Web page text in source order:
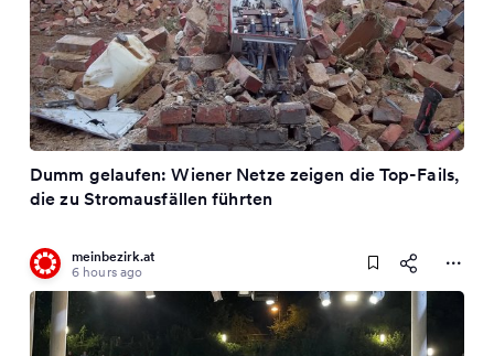
Dumm gelaufen: Wiener Netze zeigen die Top-Fails,
die zu Stromausfällen führten
meinbezirk.at
6 hours ago